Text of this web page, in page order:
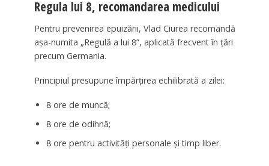
Regula lui 8, recomandarea medicului
Pentru prevenirea epuizării, Vlad Ciurea recomandă
așa-numita „Regulă a lui 8”, aplicată frecvent în țări
precum Germania.
Principiul presupune împărțirea echilibrată a zilei:
8 ore de muncă;
8 ore de odihnă;
8 ore pentru activități personale și timp liber.